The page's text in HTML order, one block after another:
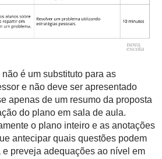
é um substituto para as
e não deve ser apresentado
apenas de um resumo da proposta
do plano em sala de aula.
o plano inteiro e as anotações
antecipar quais questões podem
e preveja adequações ao nível em